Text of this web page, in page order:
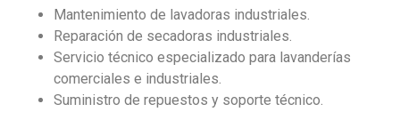
Mantenimiento de lavadoras industriales.
Reparación de secadoras industriales.
Servicio técnico especializado para lavanderías
comerciales e industriales.
Suministro de repuestos y soporte técnico.